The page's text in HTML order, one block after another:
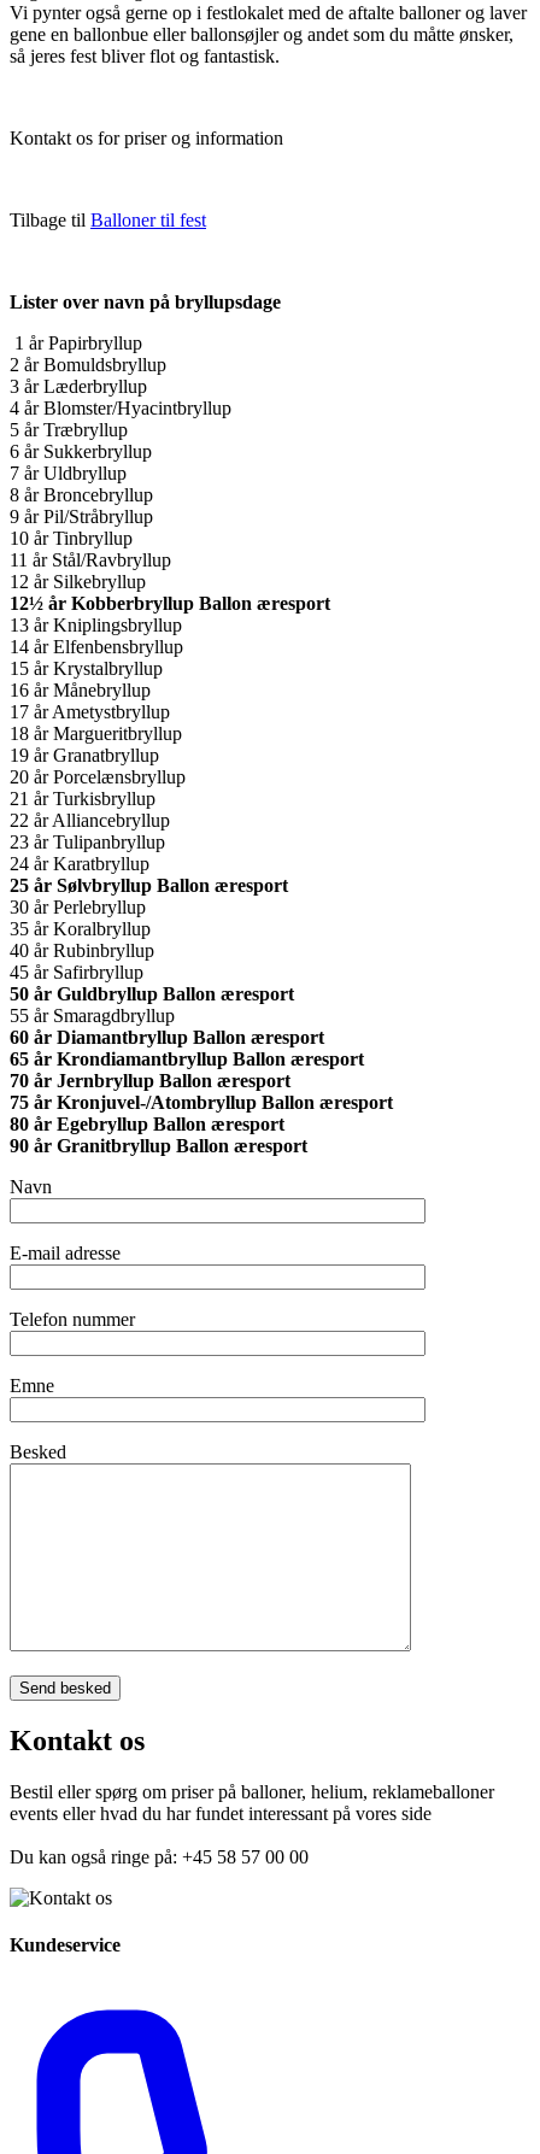
Vi pynter også gerne op i festlokalet med de aftalte balloner og laver
gene en ballonbue eller ballonsøjler og andet som du måtte ønsker,
så jeres fest bliver flot og fantastisk.
Kontakt os for priser og information
Tilbage til Balloner til fest
Lister over navn på bryllupsdage
1 år Papirbryllup
2 år Bomuldsbryllup
3 år Læderbryllup
4 år Blomster/Hyacintbryllup
5 år Træbryllup
6 år Sukkerbryllup
7 år Uldbryllup
8 år Broncebryllup
9 år Pil/Stråbryllup
10 år Tinbryllup
11 år Stål/Ravbryllup
12 år Silkebryllup
12½ år Kobberbryllup Ballon æresport
13 år Kniplingsbryllup
14 år Elfenbensbryllup
15 år Krystalbryllup
16 år Månebryllup
17 år Ametystbryllup
18 år Margueritbryllup
19 år Granatbryllup
20 år Porcelænsbryllup
21 år Turkisbryllup
22 år Alliancebryllup
23 år Tulipanbryllup
24 år Karatbryllup
25 år Sølvbryllup Ballon æresport
30 år Perlebryllup
35 år Koralbryllup
40 år Rubinbryllup
45 år Safirbryllup
50 år Guldbryllup Ballon æresport
55 år Smaragdbryllup
60 år Diamantbryllup Ballon æresport
65 år Krondiamantbryllup Ballon æresport
70 år Jernbryllup Ballon æresport
75 år Kronjuvel-/Atombryllup Ballon æresport
80 år Egebryllup Ballon æresport
90 år Granitbryllup Ballon æresport
Navn
E-mail adresse
Telefon nummer
Emne
Besked
Kontakt os
Bestil eller spørg om priser på balloner, helium, reklameballoner
events eller hvad du har fundet interessant på vores side
Du kan også ringe på: +45 58 57 00 00
Kundeservice